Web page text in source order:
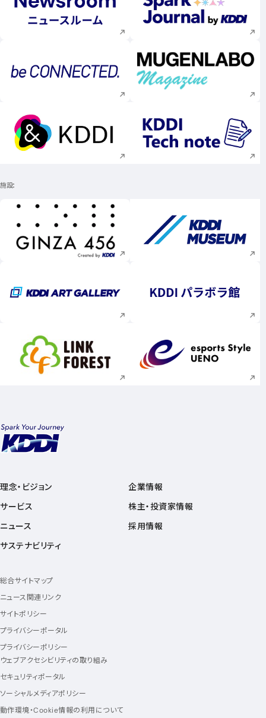
新規ウィンドウで開く 新規ウィンドウで
新規ウィンドウで開く 新規ウィンドウで
新規ウィンドウで開く 新規ウィンドウで
施設
新規ウィンドウで開く 新規ウィンドウで
新規ウィンドウで開く 新規ウィンドウで
新規ウィンドウで開く 新規ウィンドウで
理念・ビジョン
サービス
ニュース
サステナビリティ
企業情報
株主・投資家情報
採用情報
総合サイトマップ
ニュース関連リンク
サイトポリシー
プライバシーポータル
プライバシーポリシー
ウェブアクセシビリティの取り組み
セキュリティポータル
ソーシャルメディアポリシー
動作環境・Cookie情報の利用について